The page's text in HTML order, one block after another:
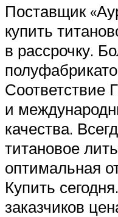
Поставщик
купить
в рассрочку.
Соответствие
и
качества.
титановое
оптимальная
Купить
заказчиков